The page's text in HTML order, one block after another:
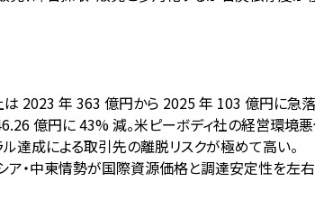
2023 年 363 億円から 2025 年 103 億円に急落
億円に 43% 減。米ピーボディ社の経営環境悪
達成による取引先の離脱リスクが極めて高い。
ア・中東情勢が国際資源価格と調達安定性を左右